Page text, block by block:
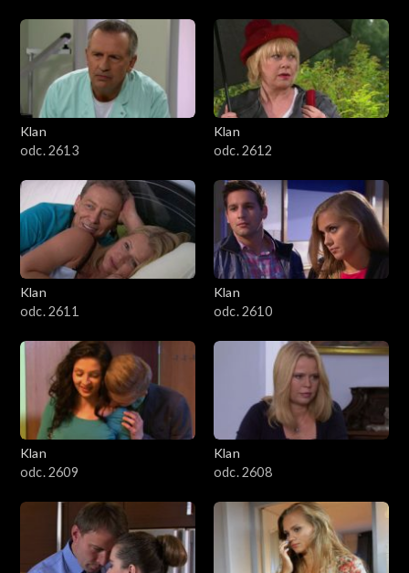
Klan
odc. 2613
Klan
odc. 2612
Klan
odc. 2611
Klan
odc. 2610
Klan
odc. 2609
Klan
odc. 2608